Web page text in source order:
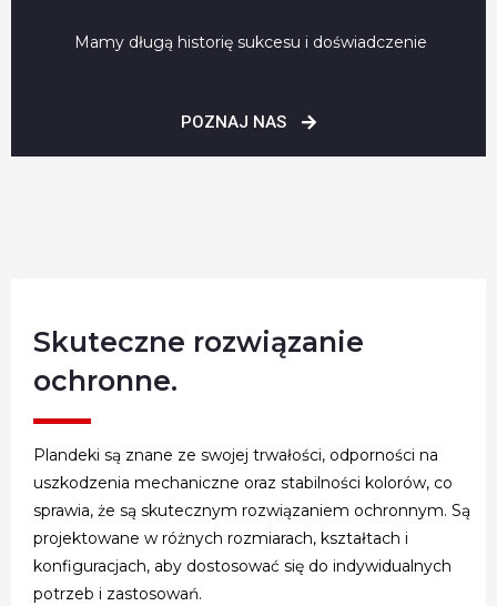
Mamy długą historię sukcesu i doświadczenie
POZNAJ NAS
Skuteczne rozwiązanie
ochronne.
Plandeki są znane ze swojej trwałości, odporności na
uszkodzenia mechaniczne oraz stabilności kolorów, co
sprawia, że są skutecznym rozwiązaniem ochronnym. Są
projektowane w różnych rozmiarach, kształtach i
konfiguracjach, aby dostosować się do indywidualnych
potrzeb i zastosowań.